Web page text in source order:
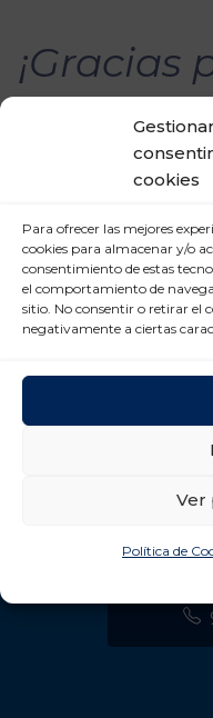
cookies
Para ofrecer las mejores
cookies para almacenar y/o
consentimiento de estas
el comportamiento de
sitio. No consentir o retirar el
negativamente a ciertas
Ver
Política de
¡Gracias
CENTRO DE